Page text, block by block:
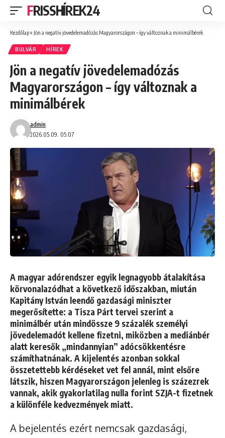
FRISSHÍREK24
Kezdőlap» Jön a negatív jövedelemadózás Magyarországon – így változnak a minimálbérek
BULVÁR HÍREK
Jön a negatív jövedelemadózás
Magyarországon – így változnak a
minimálbérek
2026.05.09. 05:07
admin
A magyar adórendszer egyik legnagyobb átalakítása
körvonalazódhat a következő időszakban, miután
Kapitány István leendő gazdasági miniszter
megerősítette: a Tisza Párt tervei szerint a
minimálbér után mindössze 9 százalék személyi
jövedelemadót kellene fizetni, miközben a mediánbér
alatt keresők „mindannyian” adócsökkentésre
számíthatnának. A kijelentés azonban sokkal
összetettebb kérdéseket vet fel annál, mint elsőre
látszik, hiszen Magyarországon jelenleg is százezrek
vannak, akik gyakorlatilag nulla forint SZJA-t fizetnek
a különféle kedvezmények miatt.
A bejelentés ezért nemcsak gazdasági,